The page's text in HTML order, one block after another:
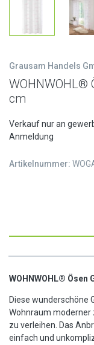
Grausam Handels
WOHNWOHL®
cm
Verkauf nur an
Anmeldung
Artikelnummer:
WOHNWOHL® Ösen
Diese wunderschöne
Wohnraum
zu verleihen. Das
einfach und